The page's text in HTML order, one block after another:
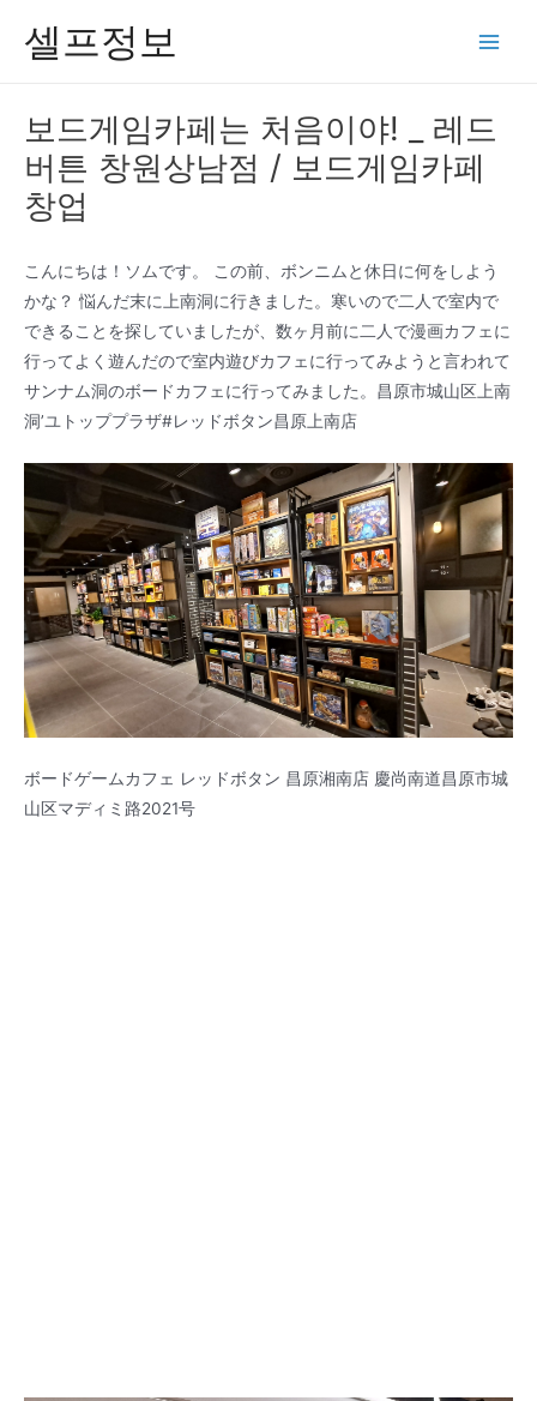
셀프정보
보드게임카페는 처음이야! _ 레드
버튼 창원상남점 / 보드게임카페
창업
こんにちは！ソムです。 この前、ボンニムと休日に何をしよう
かな？ 悩んだ末に上南洞に行きました。寒いので二人で室内で
できることを探していましたが、数ヶ月前に二人で漫画カフェに
行ってよく遊んだので室内遊びカフェに行ってみようと言われて
サンナム洞のボードカフェに行ってみました。昌原市城山区上南
洞’ユトッププラザ#レッドボタン昌原上南店
ボードゲームカフェ レッドボタン 昌原湘南店 慶尚南道昌原市城
山区マディミ路2021号